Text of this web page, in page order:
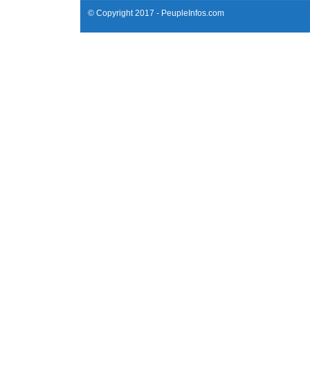
© Copyright 2017 - PeupleInfos.com